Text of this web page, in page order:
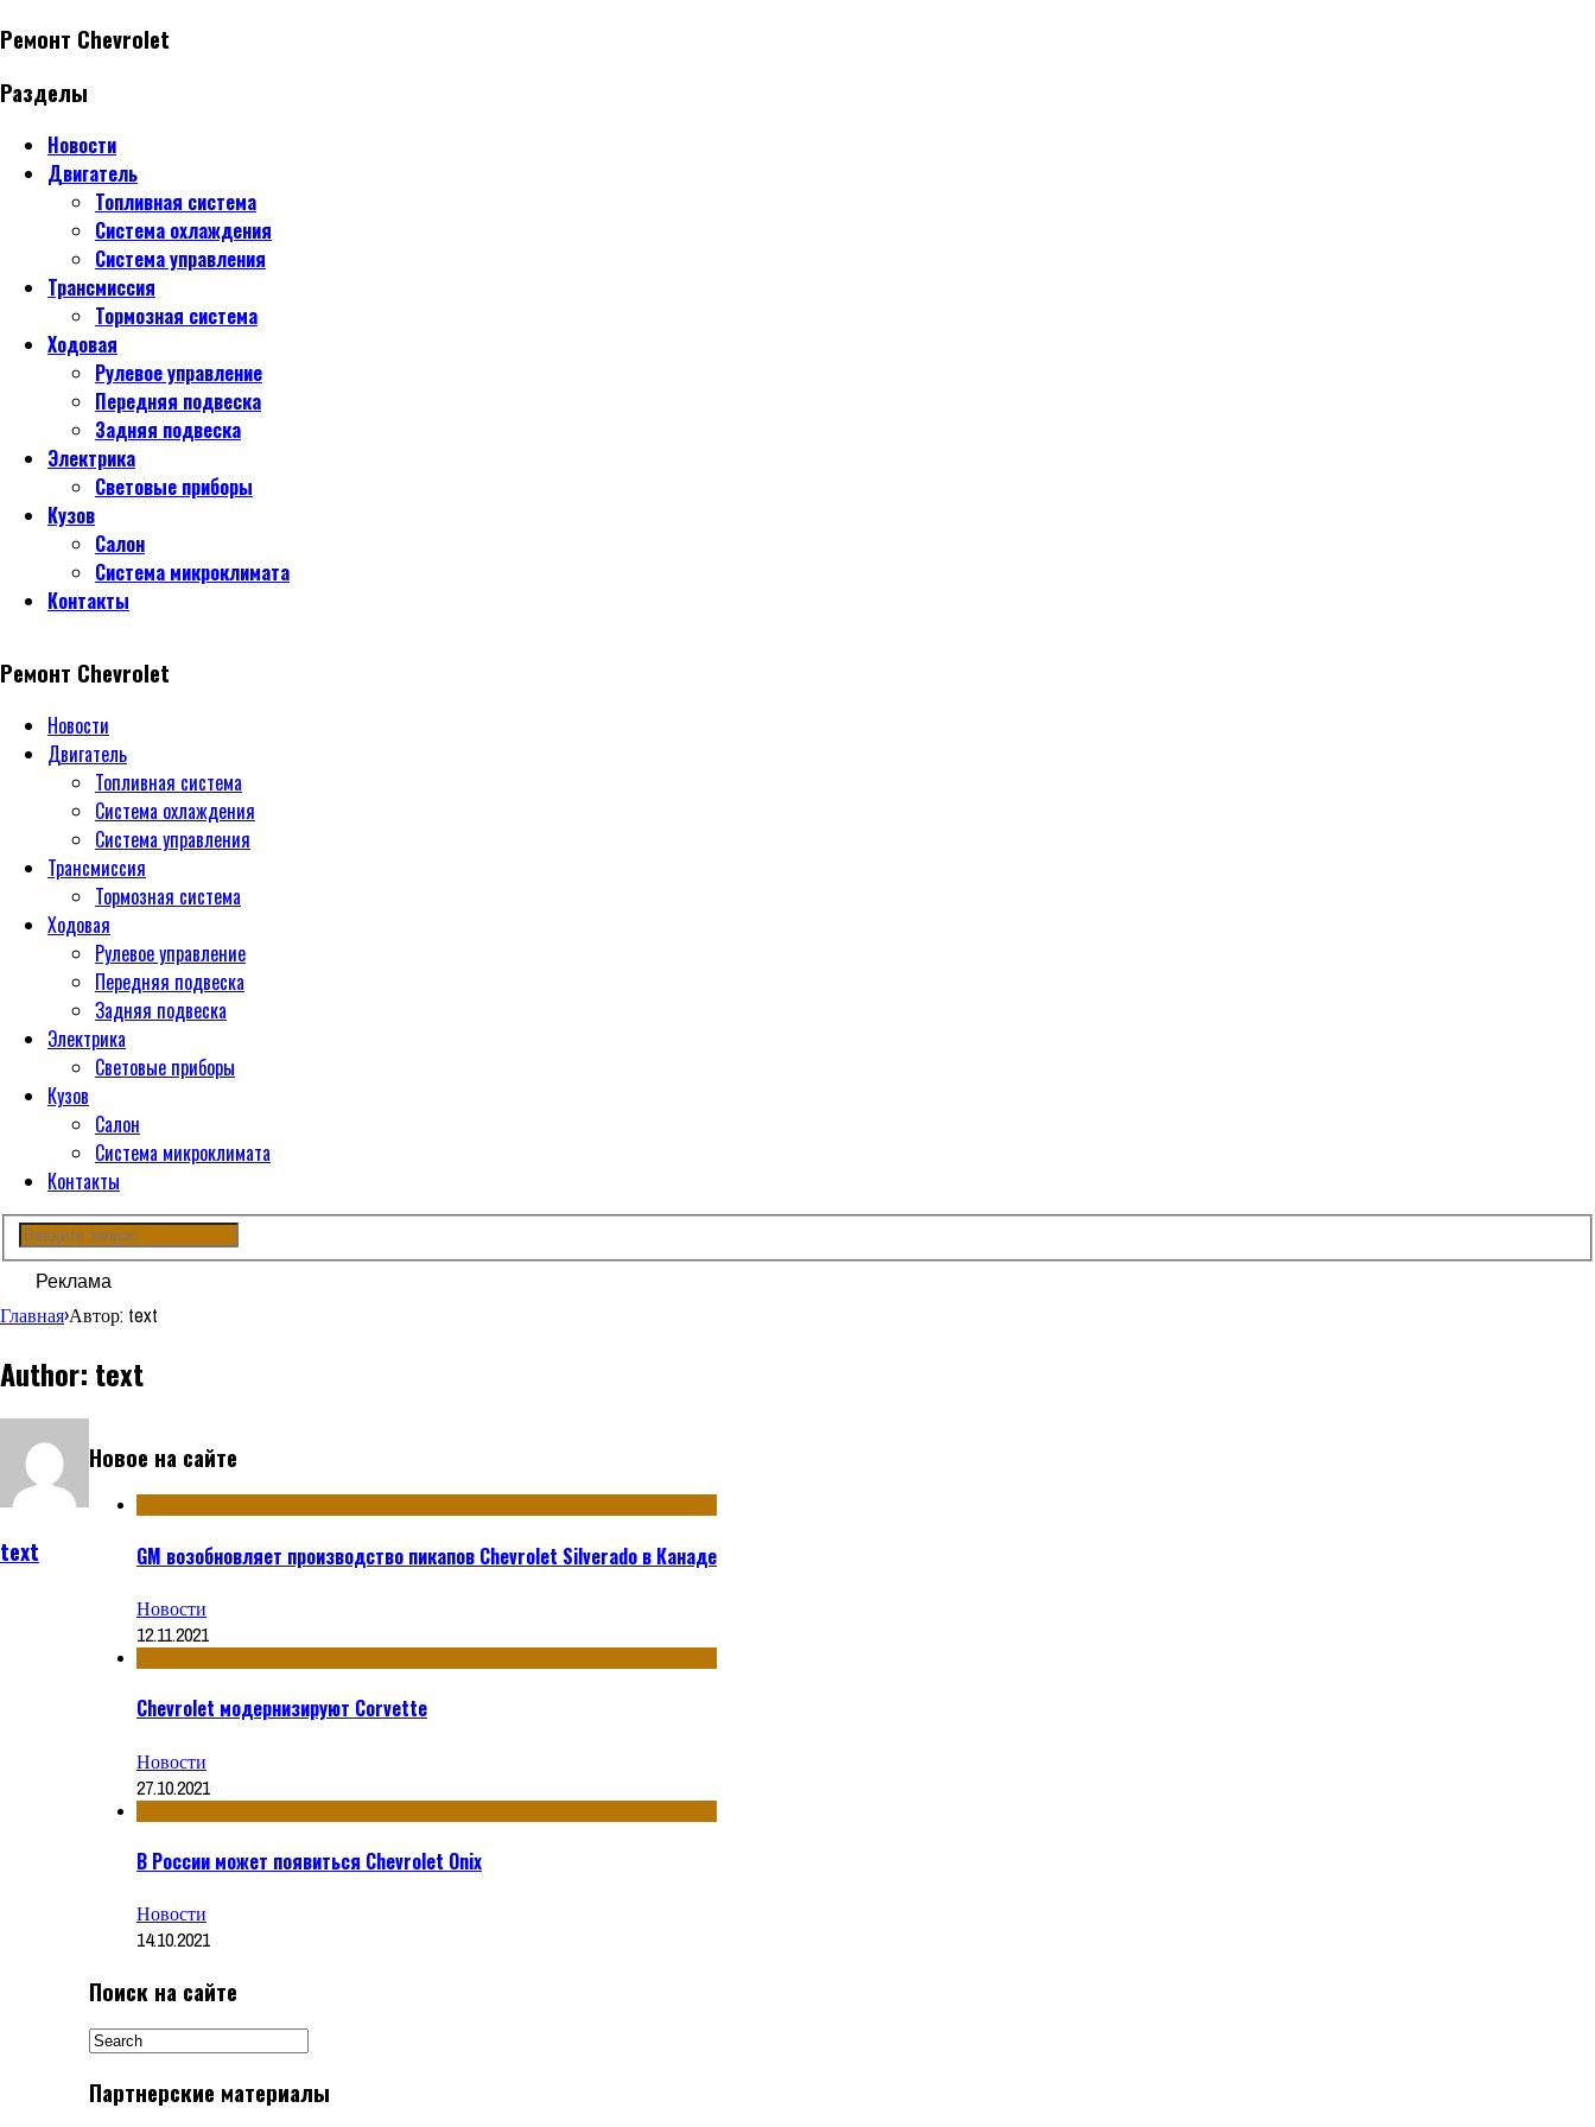
Ремонт Chevrolet
Разделы
Новости
Двигатель
Топливная система
Система охлаждения
Система управления
Трансмиссия
Тормозная система
Ходовая
Рулевое управление
Передняя подвеска
Задняя подвеска
Электрика
Световые приборы
Кузов
Салон
Система микроклимата
Контакты
Ремонт Chevrolet
Новости
Двигатель
Топливная система
Система охлаждения
Система управления
Трансмиссия
Тормозная система
Ходовая
Рулевое управление
Передняя подвеска
Задняя подвеска
Электрика
Световые приборы
Кузов
Салон
Система микроклимата
Контакты
Реклама
Главная›Автор: text
Author: text
text
Новое на сайте
GM возобновляет производство пикапов Chevrolet Silverado в Канаде
Новости
12.11.2021
Chevrolet модернизируют Corvette
Новости
27.10.2021
В России может появиться Chevrolet Onix
Новости
14.10.2021
Поиск на сайте
Партнерские материалы